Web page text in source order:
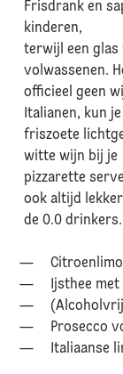
Frisdrank en
kinderen,
terwijl een glas
volwassenen.
officieel geen
Italianen, kun
friszoete
witte wijn bij je
pizzarette
ook altijd
de 0.0
Ijsthee
Prosecco
Italiaanse